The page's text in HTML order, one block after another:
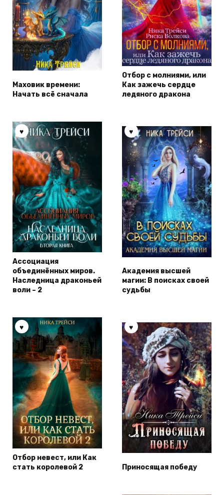
Маховик времени:
Начать всё сначала
Отбор с молниями, или
Как зажечь сердце
ледяного дракона
Ассоциация
объединённых миров.
Наследница драконьей
воли – 2
Академия высшей
магии: В поисках своей
судьбы
Отбор невест, или Как
стать королевой 2
Приносящая победу